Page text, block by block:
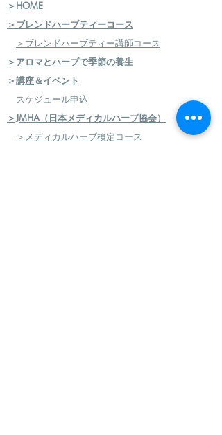
＞HOME
＞ブレンドハーブティーコース
＞ブレンドハーブティー講師コース
＞アロマとハーブで季節の養生
＞講座＆イベント
スケジュール申込
＞JMHA（日本メディカルハーブ協会）
＞メディカルハーブ検定コース